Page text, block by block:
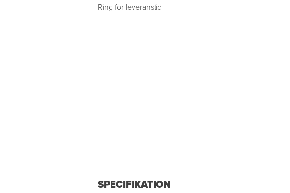
Ring för leveranstid
SPECIFIKATION